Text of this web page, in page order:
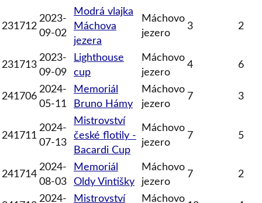
231712
2023-
09-02
Modrá vlajka
Máchova
jezera
Máchovo
jezero
3 2
231713
2023-
09-09
Lighthouse
cup
Máchovo
jezero
4 6
241706
2024-
05-11
Memoriál
Bruno Hámy
Máchovo
jezero
7 3
241711
2024-
07-13
Mistrovství
české flotily -
Bacardi Cup
Máchovo
jezero
7 5
241714
2024-
08-03
Memoriál
Oldy Vintišky
Máchovo
jezero
7 2
2024- Mistrovství Máchovo